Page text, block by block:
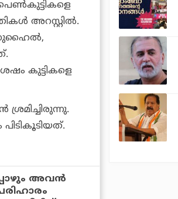
അറസ്റ്റില്‍.
സുഹൈല്‍,
കുട്ടികളെ
അവന്‍